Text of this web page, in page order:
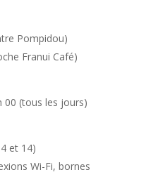
Pompidou)
Franui Café)
00 (tous les jours)
et 14)
Wi-Fi, bornes